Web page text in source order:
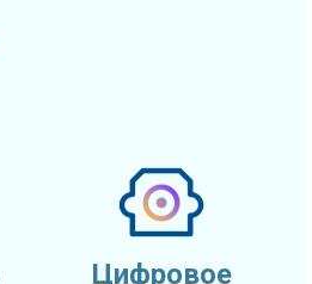
Цифровое